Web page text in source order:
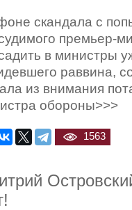
скандала с
премьер-
в министры
раввина,
из внимания
обороны>>>
1563